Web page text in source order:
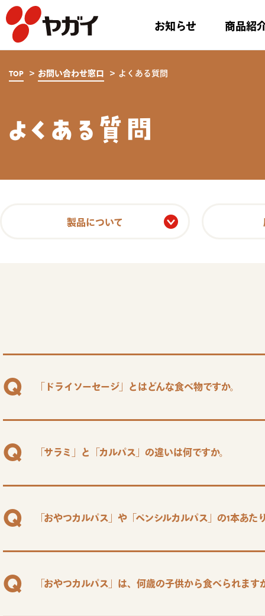
お知らせ 商品紹
TOP お問い合わせ窓口 よくある質問
よくある質問
製品について
「ドライソーセージ」とはどんな食べ物ですか。
「サラミ」と「カルパス」の違いは何ですか。
「おやつカルパス」や「ペンシルカルパス」の1本あ
「おやつカルパス」は、何歳の子供から食べられます